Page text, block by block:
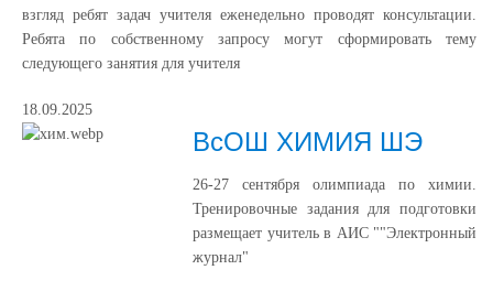
взгляд ребят задач учителя еженедельно проводят консультации.
Ребята по собственному запросу могут сформировать тему
следующего занятия для учителя
18.09.2025
ВсОШ ХИМИЯ ШЭ
26-27 сентября олимпиада по химии.
Тренировочные задания для подготовки
размещает учитель в АИС ""Электронный
журнал"